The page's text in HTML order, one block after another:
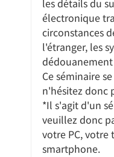
les détails du
électronique
circonstances
l'étranger, les
Ce séminaire
n'hésitez donc
*Il s'agit d'un
veuillez donc
votre PC,
smartphone.